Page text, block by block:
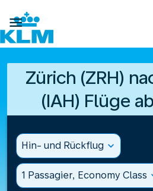

Zürich (ZRH)
(IAH) Flüge ab
Hin- und Rückflug expand_more
1 Passagier, Economy Class